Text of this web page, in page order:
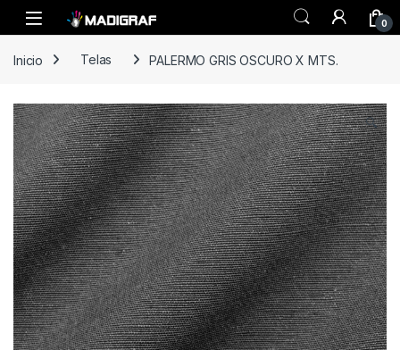
Skip to navigation
Skip to content
0
Inicio Telas PALERMO GRIS OSCURO X MTS.
🔍